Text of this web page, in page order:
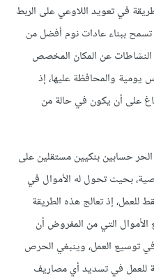
في تعويد اللاوعي على الربط
تسمح ببناء عادات نوم أفضل من
عن المكان المخصص
والمحافظة عليها، إذ
على أن يكون في حالة من
حسابين بنكيين مستقلين على
بحيث تحول له الأموال في
إذ تعالج هذه الطريقة
التي من المفروض أن
في توسيع العمل، وينبغي الحرص
للعمل في تسديد أي مصاريف